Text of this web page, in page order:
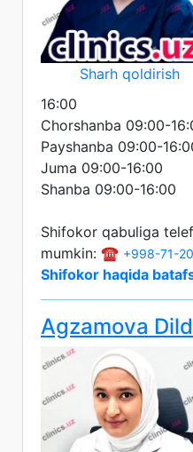
Sharh qoldirish
16:00
Chorshanba 09:00-
Payshanba 09:00-
Juma 09:00-16:00
Shanba 09:00-16:00
Shifokor qabuliga
mumkin: ☎️ +998-71-
Shifokor haqida
Agzamova